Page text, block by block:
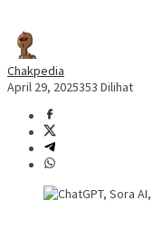
Chakpedia
April 29, 2025353 Dilihat